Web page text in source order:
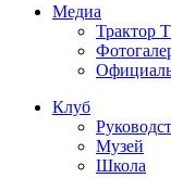
Медиа
Трактор
Клуб
Музей
Школа